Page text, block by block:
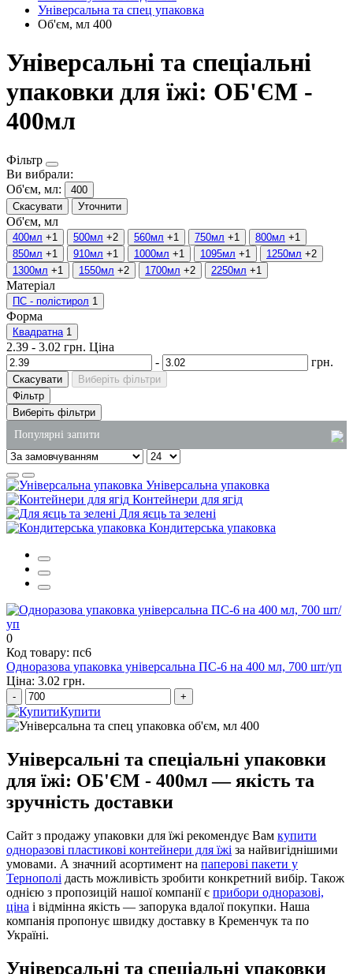
Універсальна та спец упаковка
Об'єм, мл 400
Універсальні та спеціальні
упаковки для їжі: ОБ'ЄМ -
400мл
Фільтр
Ви вибрали:
Об'єм, мл:
400
Скасувати
Уточнити
Об'єм, мл
400мл +1 500мл +2 560мл +1 750мл +1 800мл +1
850мл +1 910мл +1 1000мл +1 1095мл +1 1250мл +2
1300мл +1 1550мл +2 1700мл +2 2250мл +1
Матеріал
ПС - полістирол 1
Форма
Квадратна 1
2.39 - 3.02 грн. Ціна
-
грн.
Скасувати
Виберіть фільтри
Фільтр
Виберіть фільтри
Популярні запити
одноразові упаковки для тортів купити
пакети крафтові
упаковка для ролів купити
папір туалетний київ
супниці одноразові
Універсальна упаковка
Контейнери для ягід
Для яєць та зелені
Кондитерська упаковка
0
Код товару: пс6
Одноразова упаковка універсальна ПС-6 на 400 мл, 700 шт/уп
Ціна: 3.02 грн.
- +
Купити
Універсальні та спеціальні упаковки
для їжі: ОБ'ЄМ - 400мл — якість та
зручність доставки
Сайт з продажу упаковки для їжі рекомендує Вам купити
одноразові пластикові контейнери для їжі за найвигіднішими
умовами. А значний асортимент на паперові пакети у
Тернополі дасть можливість зробити конкретний вибір. Також
однією з пропозицій нашої компанії є прибори одноразові,
ціна і відмінна якість — запорука вдалої покупки. Наша
компанія пропонує швидку доставку в Кременчук та по
Україні.
Універсальні та спеціальні упаковки